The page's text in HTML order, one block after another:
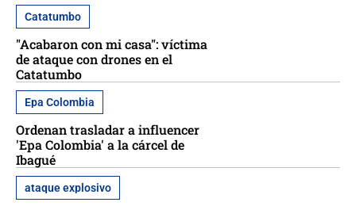
Catatumbo
"Acabaron con mi casa": víctima
de ataque con drones en el
Catatumbo
Epa Colombia
Ordenan trasladar a influencer
'Epa Colombia' a la cárcel de
Ibagué
ataque explosivo